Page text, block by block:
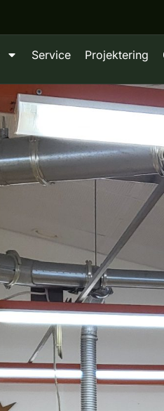
Service Projektering